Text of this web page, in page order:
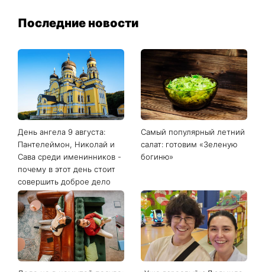
Последние новости
День ангела 9 августа:
Пантелеймон, Николай и
Сава среди именинников -
почему в этот день стоит
совершить доброе дело
Самый популярный летний
салат: готовим «Зеленую
богиню»